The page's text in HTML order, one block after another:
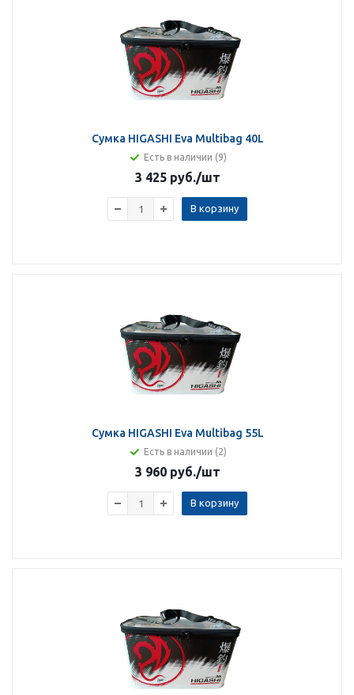
Сумка HIGASHI Eva Multibag 40L
Есть в наличии (9)
3 425 руб./шт
В корзину
Сумка HIGASHI Eva Multibag 55L
Есть в наличии (2)
3 960 руб./шт
В корзину